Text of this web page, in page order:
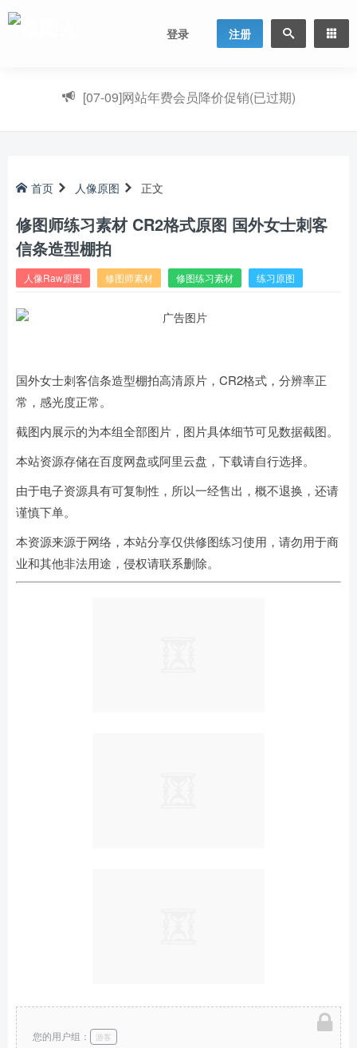
登录 注册
[07-09]网站年费会员降价促销(已过期)
首页 人像原图 正文
修图师练习素材 CR2格式原图 国外女士刺客
信条造型棚拍
人像Raw原图 修图师素材 修图练习素材 练习原图
国外女士刺客信条造型棚拍高清原片，CR2格式，分辨率正
常，感光度正常。
截图内展示的为本组全部图片，图片具体细节可见数据截图。
本站资源存储在百度网盘或阿里云盘，下载请自行选择。
由于电子资源具有可复制性，所以一经售出，概不退换，还请
谨慎下单。
本资源来源于网络，本站分享仅供修图练习使用，请勿用于商
业和其他非法用途，侵权请联系删除。
您的用户组： 游客